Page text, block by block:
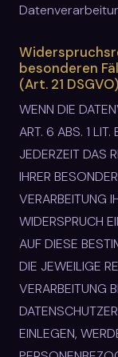
besonderen
(Art. 21 DSGVO)
WENN DIE
ART. 6 ABS. 1
JEDERZEIT DAS
IHRER
VERARBEITUNG
WIDERSPRUCH
AUF DIESE
DIE JEWEILIGE
VERARBEITUNG
EINLEGEN,